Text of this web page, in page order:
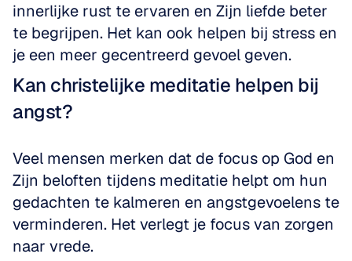
innerlijke rust te ervaren en Zijn liefde beter
te begrijpen. Het kan ook helpen bij stress en
je een meer gecentreerd gevoel geven.
Kan christelijke meditatie helpen bij
angst?
Veel mensen merken dat de focus op God en
Zijn beloften tijdens meditatie helpt om hun
gedachten te kalmeren en angstgevoelens te
verminderen. Het verlegt je focus van zorgen
naar vrede.